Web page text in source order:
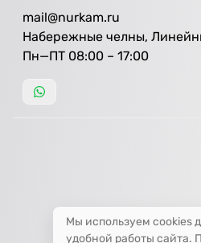
mail@nurkam.ru
Набережные челны,
Пн—ПТ 08:00 – 17:00
Мы используем cookies
удобной работы сайта.